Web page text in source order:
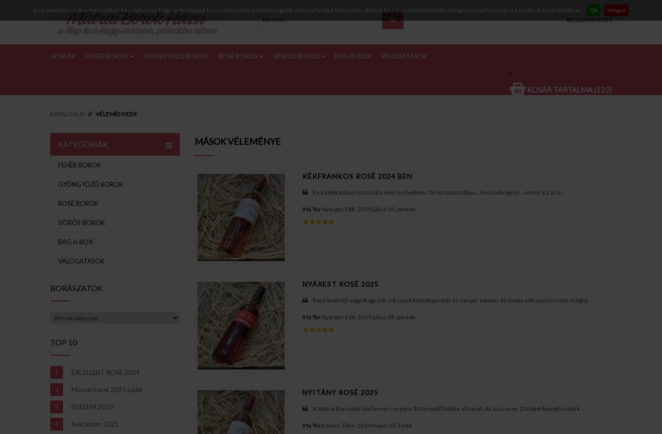
Ez a weboldal cookie-kat (sütiket) használ azért, hogy weboldalunk használata során a lehető legjobb élményt tudjuk biztosítani. Weboldalunkon történő további böngészéssel hozzájárul a cookie-k használatához.. Ok
Mégse
BEJELENTKEZÉS
HONLAP FEHÉR BOROK GYÖNGYÖZŐ BOROK ROSÉ BOROK VÖRÖS BOROK BAG IN BOX VÁLOGATÁSOK
KOSÁR TARTALMA (122)
KATALÓGUS VÉLEMÉNYEEK
MÁSOK VÉLEMÉNYE
KÉKFRANKOS ROSÉ 2024 BEN
Én a kékfrankos rozét soha nem kedveltem. De ez fantasztikus...friss üde epres...isteni! Ez az e..
írta %s Nyerges Edit, 2019 július 05, péntek
NYÁREST ROSÉ 2025
Rozé kedvelő vagyok így sok sok rozét kóstoltam már és van pár edvenc de mióta volt szerencsém megkó..
írta %s Nyerges Edit, 2019 július 05, péntek
NYITÁNY ROSÉ 2025
A Mátrai Borvidék idei borversenyére 40 termelő küldte el borait. Az összesen 156 beérkezett minta k..
írta %s Kovács Tibor, 2019 május 07, kedd
KATEGÓRIÁK
FEHÉR BOROK
GYÖNGYÖZŐ BOROK
ROSÉ BOROK
VÖRÖS BOROK
BAG in BOX
VÁLOGATÁSOK
BORÁSZATOK
TOP 10
EXCELLENT ROSÉ 2024
Muscat Lunel 2025 LudA
ÉDESEM 2022
Nektárium 2021